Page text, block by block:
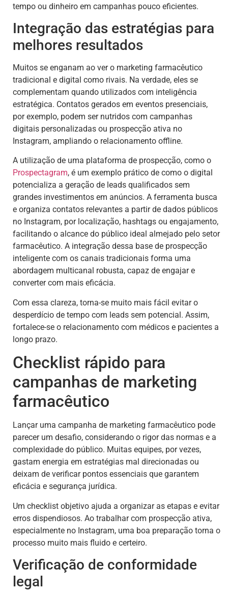
tempo ou dinheiro em campanhas pouco eficientes.
Integração das estratégias para
melhores resultados
Muitos se enganam ao ver o marketing farmacêutico
tradicional e digital como rivais. Na verdade, eles se
complementam quando utilizados com inteligência
estratégica. Contatos gerados em eventos presenciais,
por exemplo, podem ser nutridos com campanhas
digitais personalizadas ou prospecção ativa no
Instagram, ampliando o relacionamento offline.
A utilização de uma plataforma de prospecção, como o
Prospectagram, é um exemplo prático de como o digital
potencializa a geração de leads qualificados sem
grandes investimentos em anúncios. A ferramenta busca
e organiza contatos relevantes a partir de dados públicos
no Instagram, por localização, hashtags ou engajamento,
facilitando o alcance do público ideal almejado pelo setor
farmacêutico. A integração dessa base de prospecção
inteligente com os canais tradicionais forma uma
abordagem multicanal robusta, capaz de engajar e
converter com mais eficácia.
Com essa clareza, torna-se muito mais fácil evitar o
desperdício de tempo com leads sem potencial. Assim,
fortalece-se o relacionamento com médicos e pacientes a
longo prazo.
Checklist rápido para
campanhas de marketing
farmacêutico
Lançar uma campanha de marketing farmacêutico pode
parecer um desafio, considerando o rigor das normas e a
complexidade do público. Muitas equipes, por vezes,
gastam energia em estratégias mal direcionadas ou
deixam de verificar pontos essenciais que garantem
eficácia e segurança jurídica.
Um checklist objetivo ajuda a organizar as etapas e evitar
erros dispendiosos. Ao trabalhar com prospecção ativa,
especialmente no Instagram, uma boa preparação torna o
processo muito mais fluido e certeiro.
Verificação de conformidade
legal